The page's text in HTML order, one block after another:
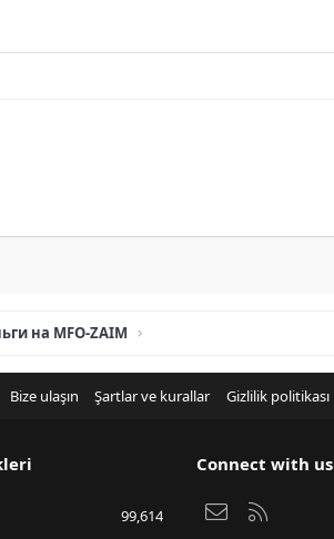
на MFO-ZAIM
Bize ulaşın Şartlar ve kurallar Gizlilik politikası
99,614
Connect with us
Bize ulaşın